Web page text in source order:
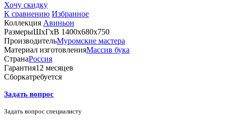
Хочу скидку
К сравнению Избранное
Коллекция Авиньон
РазмерыШхГхВ 1400х680х750
ПроизводительМуромские мастера
Материал изготовленияМассив бука
СтранаРоссия
Гарантия12 месяцев
Сборкатребуется
Задать вопрос
Задать вопрос специалисту